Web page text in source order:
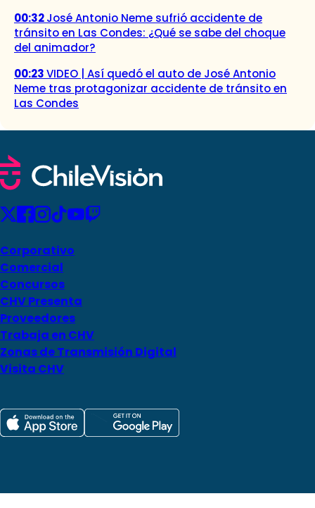
00:32José Antonio Neme sufrió accidente de
tránsito en Las Condes: ¿Qué se sabe del choque
del animador?
00:23VIDEO | Así quedó el auto de José Antonio
Neme tras protagonizar accidente de tránsito en
Las Condes
Corporativo
Comercial
Concursos
CHV Presenta
Proveedores
Trabaja en CHV
Zonas de Transmisión Digital
Visita CHV